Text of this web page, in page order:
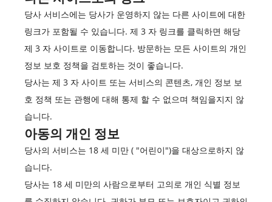
당사 서비스에는 당사가 운영하지 않는 다른 사이트에 대한
링크가 포함될 수 있습니다. 제 3 자 링크를 클릭하면 해당
제 3 자 사이트로 이동합니다. 방문하는 모든 사이트의 개인
정보 보호 정책을 검토하는 것이 좋습니다.
당사는 제 3 자 사이트 또는 서비스의 콘텐츠, 개인 정보 보
호 정책 또는 관행에 대해 통제 할 수 없으며 책임을지지 않
습니다.
아동의 개인 정보
당사의 서비스는 18 세 미만 ( "어린이")을 대상으로하지 않
습니다.
당사는 18 세 미만의 사람으로부터 고의로 개인 식별 정보